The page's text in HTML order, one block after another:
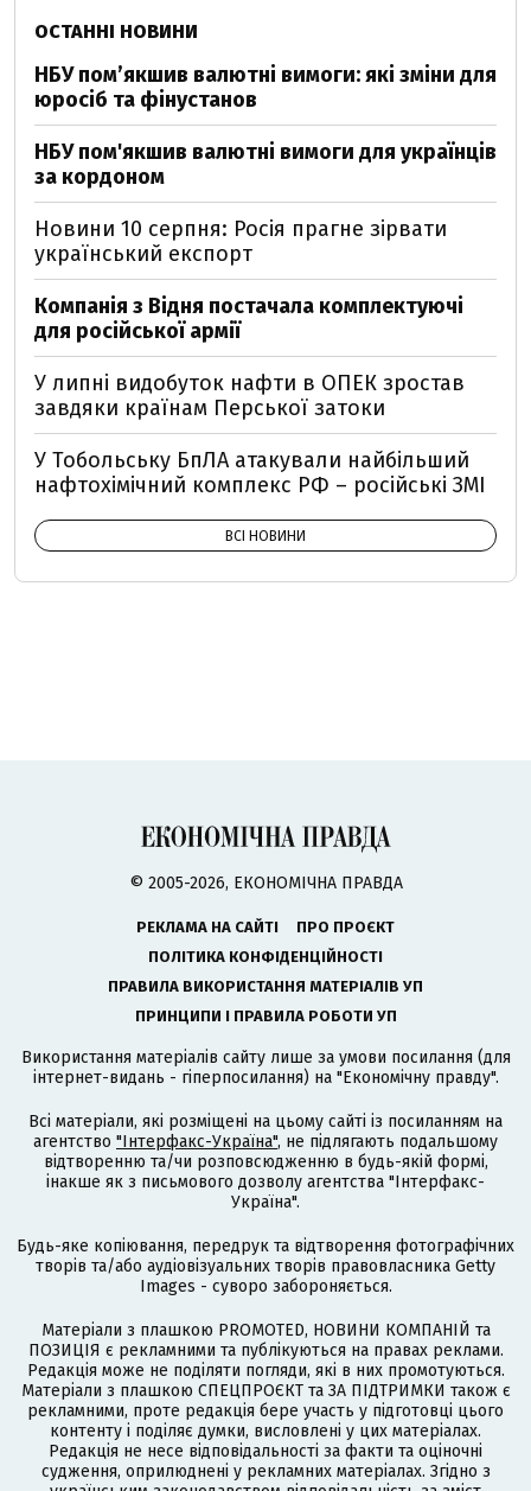
ОСТАННІ НОВИНИ
НБУ пом’якшив валютні вимоги: які зміни для
юросіб та фінустанов
НБУ пом'якшив валютні вимоги для українців
за кордоном
Новини 10 серпня: Росія прагне зірвати
український експорт
Компанія з Відня постачала комплектуючі
для російської армії
У липні видобуток нафти в ОПЕК зростав
завдяки країнам Перської затоки
У Тобольську БпЛА атакували найбільший
нафтохімічний комплекс РФ – російські ЗМІ
ВСІ НОВИНИ
© 2005-2026, ЕКОНОМІЧНА ПРАВДА
РЕКЛАМА НА САЙТІ
ПРО ПРОЄКТ
ПОЛІТИКА КОНФІДЕНЦІЙНОСТІ
ПРАВИЛА ВИКОРИСТАННЯ МАТЕРІАЛІВ УП
ПРИНЦИПИ І ПРАВИЛА РОБОТИ УП
Використання матеріалів сайту лише за умови посилання (для
інтернет-видань - гіперпосилання) на "Економічну правду".
Всі матеріали, які розміщені на цьому сайті із посиланням на
агентство "Інтерфакс-Україна", не підлягають подальшому
відтворенню та/чи розповсюдженню в будь-якій формі,
інакше як з письмового дозволу агентства "Інтерфакс-
Україна".
Будь-яке копіювання, передрук та відтворення фотографічних
творів та/або аудіовізуальних творів правовласника Getty
Images - суворо забороняється.
Матеріали з плашкою PROMOTED, НОВИНИ КОМПАНІЙ та
ПОЗИЦІЯ є рекламними та публікуються на правах реклами.
Редакція може не поділяти погляди, які в них промотуються.
Матеріали з плашкою СПЕЦПРОЄКТ та ЗА ПІДТРИМКИ також є
рекламними, проте редакція бере участь у підготовці цього
контенту і поділяє думки, висловлені у цих матеріалах.
Редакція не несе відповідальності за факти та оціночні
судження, оприлюднені у рекламних матеріалах. Згідно з